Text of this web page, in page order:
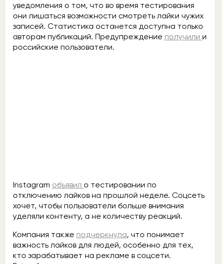
уведомления о том, что во время тестирования
они лишаться возможности смотреть лайки чужих
записей. Статистика останется доступна только
авторам публикаций. Предупреждение получили и
российские пользователи.
Instagram объявил о тестировании по
отключению лайков на прошлой неделе. Соцсеть
хочет, чтобы пользователи больше внимания
уделяли контенту, а не количеству реакций.
Компания также подчеркнула, что понимает
важность лайков для людей, особенно для тех,
кто зарабатывает на рекламе в соцсети.